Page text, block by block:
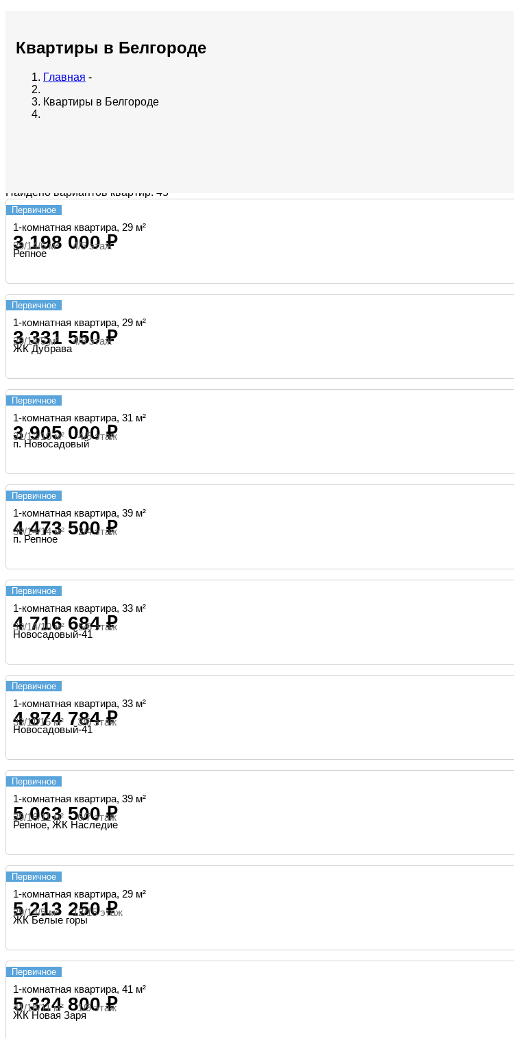
Квартиры в Белгороде
Главная -
Квартиры в Белгороде
Найдено вариантов квартир: 45
Первичное
1-комнатная квартира, 29 м²
3 198 000 ₽
29/14/6 м² 4/5 этаж
Репное
Первичное
1-комнатная квартира, 29 м²
3 331 550 ₽
29/14/5 м² 4/8 этаж
ЖК Дубрава
Первичное
1-комнатная квартира, 31 м²
3 905 000 ₽
31/12/10 м² 4/5 этаж
п. Новосадовый
Первичное
1-комнатная квартира, 39 м²
4 473 500 ₽
39/14/14 м² 2/4 этаж
п. Репное
Первичное
1-комнатная квартира, 33 м²
4 716 684 ₽
33/14/10 м² 5/6 этаж
Новосадовый-41
Первичное
1-комнатная квартира, 33 м²
4 874 784 ₽
33/11/15 м² 3/6 этаж
Новосадовый-41
Первичное
1-комнатная квартира, 39 м²
5 063 500 ₽
39/16/11 м² 6/7 этаж
Репное, ЖК Наследие
Первичное
1-комнатная квартира, 29 м²
5 213 250 ₽
29/14/5 м² 12/15 этаж
ЖК Белые горы
Первичное
1-комнатная квартира, 41 м²
5 324 800 ₽
41/16/11 м² 1/9 этаж
ЖК Новая Заря